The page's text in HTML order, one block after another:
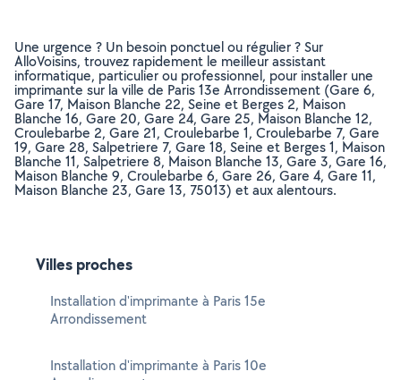
Une urgence ? Un besoin ponctuel ou régulier ? Sur
AlloVoisins, trouvez rapidement le meilleur assistant
informatique, particulier ou professionnel, pour installer une
imprimante sur la ville de Paris 13e Arrondissement (Gare 6,
Gare 17, Maison Blanche 22, Seine et Berges 2, Maison
Blanche 16, Gare 20, Gare 24, Gare 25, Maison Blanche 12,
Croulebarbe 2, Gare 21, Croulebarbe 1, Croulebarbe 7, Gare
19, Gare 28, Salpetriere 7, Gare 18, Seine et Berges 1, Maison
Blanche 11, Salpetriere 8, Maison Blanche 13, Gare 3, Gare 16,
Maison Blanche 9, Croulebarbe 6, Gare 26, Gare 4, Gare 11,
Maison Blanche 23, Gare 13, 75013) et aux alentours.
Villes proches
Installation d'imprimante à Paris 15e
Arrondissement
Installation d'imprimante à Paris 10e